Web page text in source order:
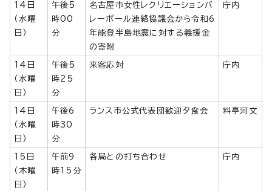
14日
（水曜
日）
午後5
時00
分
名古屋市女性レクリエーションバ
レーボール連絡協議会から令和6
年能登半島地震に対する義援金
の寄附
庁内
14日
（水曜
日）
午後5
時25
分
来客応対 庁内
14日
（水曜
日）
午後6
時30
分
ランス市公式代表団歓迎夕食会 料亭河文
15日
（木曜
日）
午前9
時15分
各局との打ち合わせ 庁内